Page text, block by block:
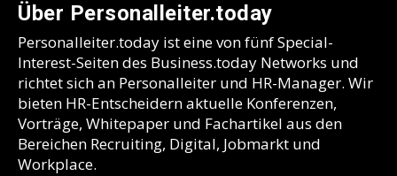
Über Personalleiter.today
Personalleiter.today ist eine von fünf Special-
Interest-Seiten des Business.today Networks und
richtet sich an Personalleiter und HR-Manager. Wir
bieten HR-Entscheidern aktuelle Konferenzen,
Vorträge, Whitepaper und Fachartikel aus den
Bereichen Recruiting, Digital, Jobmarkt und
Workplace.